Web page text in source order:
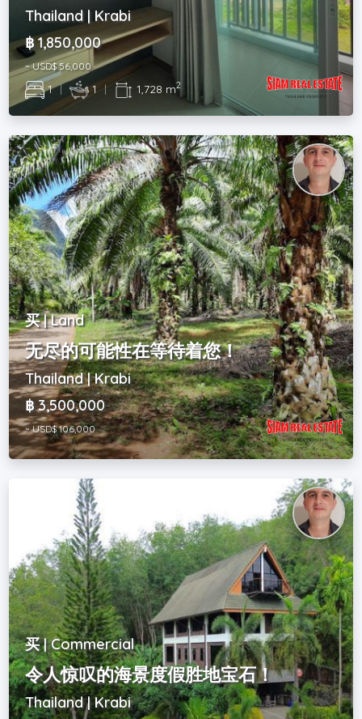
Thailand | Krabi
฿ 1,850,000
~ USD$ 56,000
1 | 1 | 1,728 m2
买 | Land
无尽的可能性在等待着您！
Thailand | Krabi
฿ 3,500,000
~ USD$ 106,000
买 | Commercial
令人惊叹的海景度假胜地宝石！
Thailand | Krabi